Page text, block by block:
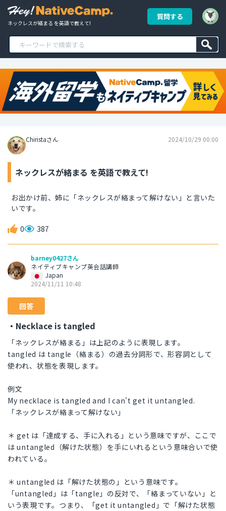
ネックレスが絡まる を英語で教えて!
質問する
Chiristaさん 2024/10/29 00:00
ネックレスが絡まる を英語で教えて!
お出かけ前、姉に「ネックレスが絡まって解けない」と言いた
いです。
0 387
barney0427さん
ネイティブキャンプ英会話講師
Japan
2024/11/11 10:48
回答
・Necklace is tangled
「ネックレスが絡まる」は上記のように表現します。
tangled は tangle（絡まる）の過去分詞形で、形容詞として
使われ、状態を表現します。
例文
My necklace is tangled and I can't get it untangled.
「ネックレスが絡まって解けない」
＊ get は「達成する、手に入れる」という意味ですが、ここで
は untangled（解けた状態）を手にいれるという意味合いで使
われている。
＊ untangled は「解けた状態の」という意味です。
「untangled」は「tangle」の反対で、「絡まっていない」と
いう表現です。つまり、「get it untangled」で「解けた状態